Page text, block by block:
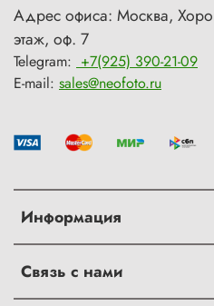
Информация
Связь с нами
Адрес офиса: Москва,
этаж, оф. 7
Telegram: +7(925) 390-21-09
E-mail: sales@neofoto.ru